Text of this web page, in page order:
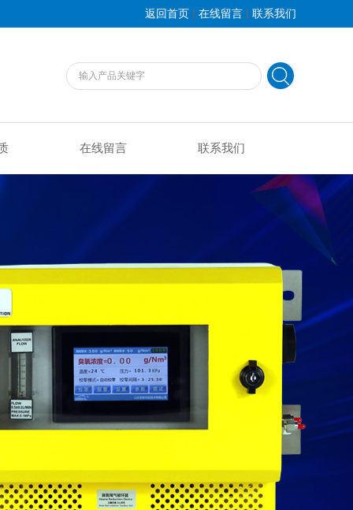
返回首页 | 在线留言 | 联系我们
在线留言 联系我们